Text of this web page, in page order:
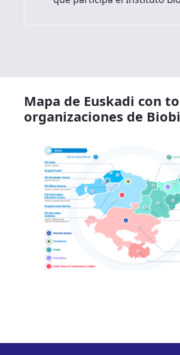
Mapa de Euskadi con
organizaciones de